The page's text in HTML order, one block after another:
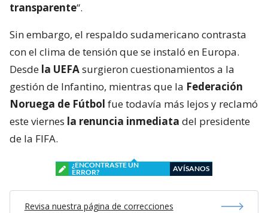
transparente“.
Sin embargo, el respaldo sudamericano contrasta
con el clima de tensión que se instaló en Europa.
Desde la UEFAsurgieron cuestionamientos a la
gestión de Infantino, mientras que la Federación
Noruega de Fútbol fue todavía más lejos y reclamó
este viernes la renuncia inmediata del presidente
de la FIFA.
¿ENCONTRASTE UN
ERROR?
AVÍSANOS
Revisa nuestra página de correcciones